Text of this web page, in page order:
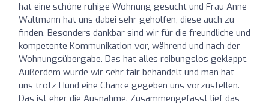
hat eine schöne ruhige Wohnung gesucht und Frau Anne
Waltmann hat uns dabei sehr geholfen, diese auch zu
finden. Besonders dankbar sind wir für die freundliche und
kompetente Kommunikation vor, während und nach der
Wohnungsübergabe. Das hat alles reibungslos geklappt.
Außerdem wurde wir sehr fair behandelt und man hat
uns trotz Hund eine Chance gegeben uns vorzustellen.
Das ist eher die Ausnahme. Zusammengefasst lief das